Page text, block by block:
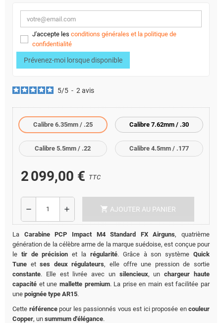
J'accepte les conditions générales et la politique de
confidentialité
Prévenez-moi lorsque disponible
5/5 - 2 avis
Calibre 6.35mm / .25 Calibre 7.62mm / .30
Calibre 5.5mm / .22 Calibre 4.5mm / .177
2 099,00 € TTC
remove add shopping_cart AJOUTER AU PANIER
La Carabine PCP Impact M4 Standard FX Airguns, quatrième
génération de la célèbre arme de la marque suédoise, est conçue pour
le tir de précision et la régularité. Grâce à son systèmeQuick
Tune etses deux régulateurs, elle offre une pression de sortie
constante. Elle est livrée avec un silencieux, un chargeur haute
capacité et une mallette premium. La prise en main est facilitée par
une poignée type AR15.
Cette référencepour les passionnés vous est ici proposée en couleur
Copper, un summum d'élégance.